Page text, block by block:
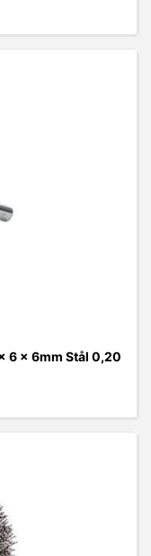
6 x 6mm Stål 0,20